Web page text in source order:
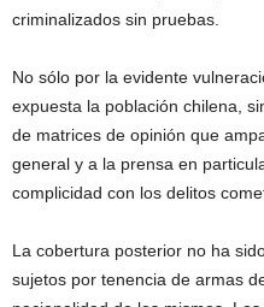
criminalizados sin pruebas.
No sólo por la evidente
expuesta la población chilena,
de matrices de opinión que
general y a la prensa en
complicidad con los delitos
La cobertura posterior no ha
sujetos por tenencia de armas